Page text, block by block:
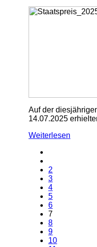
Auf der
14.07.2025
Weiterlesen
2
3
4
5
6
7
8
9
10